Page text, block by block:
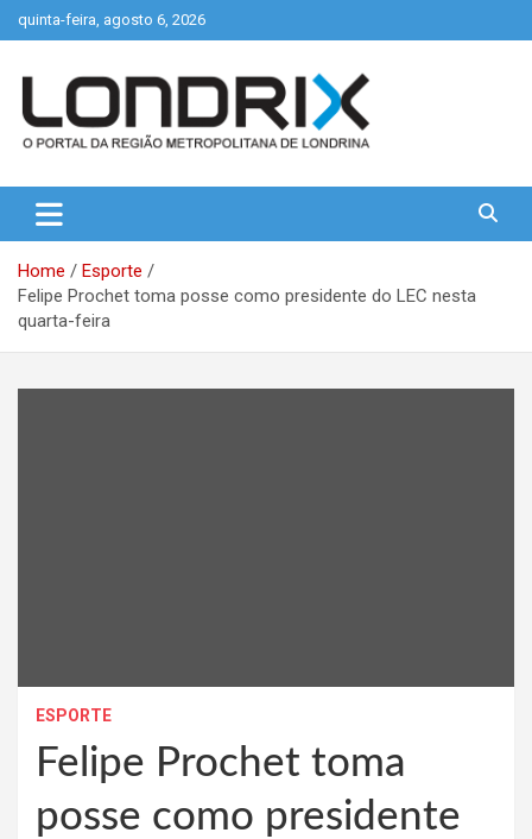
to
quinta-feira, agosto 6, 2026
Londrix
Home
Esporte
Felipe Prochet toma posse como presidente do LEC nesta
quarta-feira
ESPORTE
Felipe Prochet toma
posse como presidente